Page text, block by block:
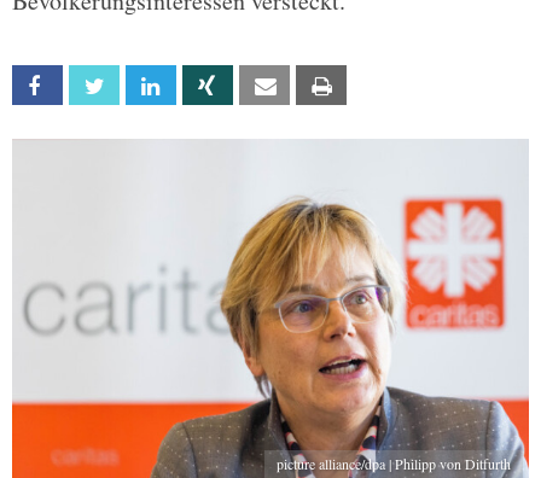
Facebook Twitter Linkedin Xing Email
picture alliance/dpa | Philipp von Ditfurth